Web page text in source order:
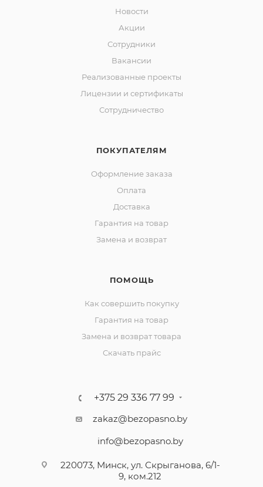
Новости
Акции
Сотрудники
Вакансии
Реализованные проекты
Лицензии и сертификаты
Сотрудничество
ПОКУПАТЕЛЯМ
Оформление заказа
Оплата
Доставка
Гарантия на товар
Замена и возврат
ПОМОЩЬ
Как совершить покупку
Гарантия на товар
Замена и возврат товара
Скачать прайс
+375 29 336 77 99
zakaz@bezopasno.by
info@bezopasno.by
220073, Минск, ул. Скрыганова, 6/1-
9, ком.212